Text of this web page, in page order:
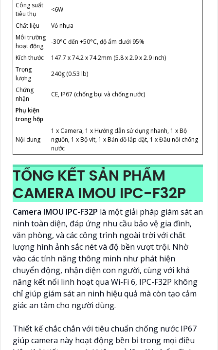
Công suất
tiêu thụ
<6W
Chất liệu
Vỏ nhựa
Môi trường
hoạt động
-30°C đến +50°C, độ ẩm dưới 95%
Kích thước
147.7 x 74.2 x 74.2mm (5.8 x 2.9 x 2.9 inch)
Trọng
lượng
240g (0.53 lb)
Chứng
nhận
CE, IP67 (chống bụi và chống nước)
Phụ kiện
trong hộp
Nội dung
1 x Camera, 1 x Hướng dẫn sử dụng nhanh, 1 x Bộ
nguồn, 1 x Bộ vít, 1 x Bản đồ lắp đặt, 1 x Đầu nối chống
nước
TỔNG KẾT SẢN PHẨM
CAMERA IMOU IPC-F32P
Camera IMOU IPC-F32P là một giải pháp giám sát an
ninh toàn diện, đáp ứng nhu cầu bảo vệ gia đình,
văn phòng, và các công trình ngoài trời với chất
lượng hình ảnh sắc nét và độ bền vượt trội. Nhờ
vào các tính năng thông minh như phát hiện
chuyển động, nhận diện con người, cùng với khả
năng kết nối linh hoạt qua Wi-Fi 6, IPC-F32P không
chỉ giúp giám sát an ninh hiệu quả mà còn tạo cảm
giác an tâm cho người dùng.
Thiết kế chắc chắn với tiêu chuẩn chống nước IP67
giúp camera này hoạt động bền bỉ trong mọi điều